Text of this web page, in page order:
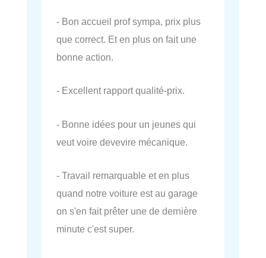
- Bon accueil prof sympa, prix plus
que correct. Et en plus on fait une
bonne action.
- Excellent rapport qualité-prix.
- Bonne idées pour un jeunes qui
veut voire devevire mécanique.
- Travail remarquable et en plus
quand notre voiture est au garage
on s'en fait prêter une de dernière
minute c'est super.